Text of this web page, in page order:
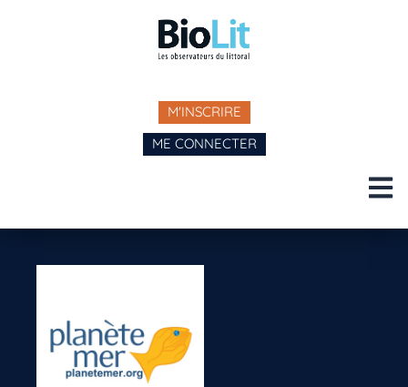
M'INSCRIRE
ME CONNECTER